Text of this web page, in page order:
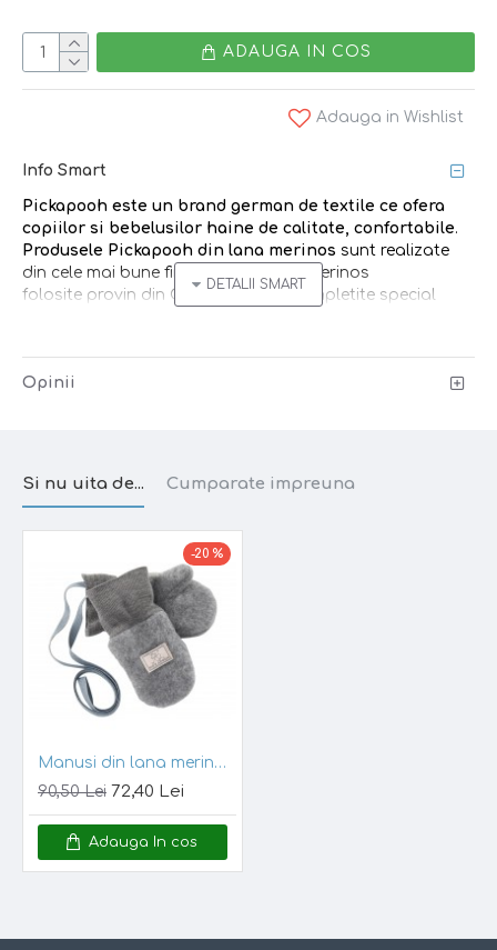
ADAUGA IN COS
Adauga in Wishlist
Info Smart
Pickapooh este un brand german de textile ce ofera
copiilor si bebelusilor haine de calitate, confortabile.
Produsele Pickapooh din lana merinos sunt realizate
din cele mai bune fire. Firele de lana merinos
folosite provin din Germania si sunt impletite special
Bandana/esarfa si caciulita reversibila asortate
disponibile!
inteligente”: regleaza temperatura corpului, absorb
transpiratia, fara a lasa neplacuta senzatie de umed, au
simpla aerisire fiind suficienta.
merinos organica , fleece (polar natural), sunt alegerea
perfecta pentru sezonul rece!
Opinii
Si nu uita de... Cumparate impreuna
-20 %
Manusi din lana merinos organica fleece - Pickapooh - Gri 3
90,50 Lei 72,40 Lei
Adauga In cos